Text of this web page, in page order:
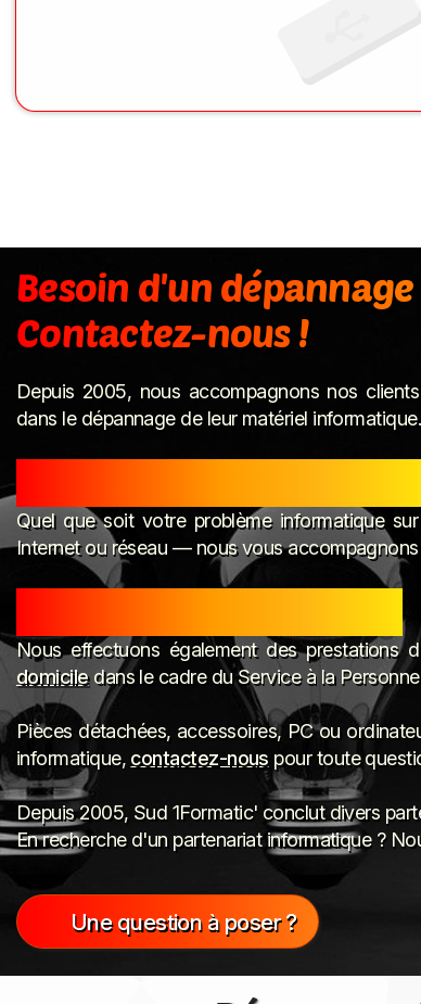
Besoin d'un
Contactez-nous !
Depuis 2005, nous accompagnons nos
dans le dépannage de leur matériel informatique.
Quel que soit votre problème informatique sur
Internet ou réseau — nous vous
Prestations à domicile et sur site
Nous effectuons également des prestations
domiciledans le cadre du Service à la
Pièces détachées, accessoires, PC ou
informatique, contactez-nous pour toute
Depuis 2005, Sud 1Formatic' conclut divers
En recherche d'un partenariat informatique ?
Une question à poser ?